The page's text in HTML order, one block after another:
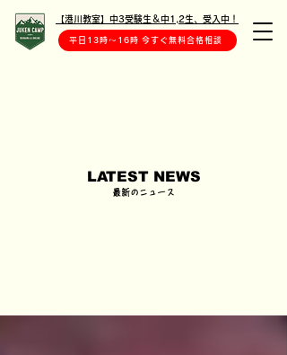
平日13時〜16時 今すぐ無料合格相談
【港川教室】中3受験生＆中1,2生、受入中！
LATEST NEWS
最新のニュース